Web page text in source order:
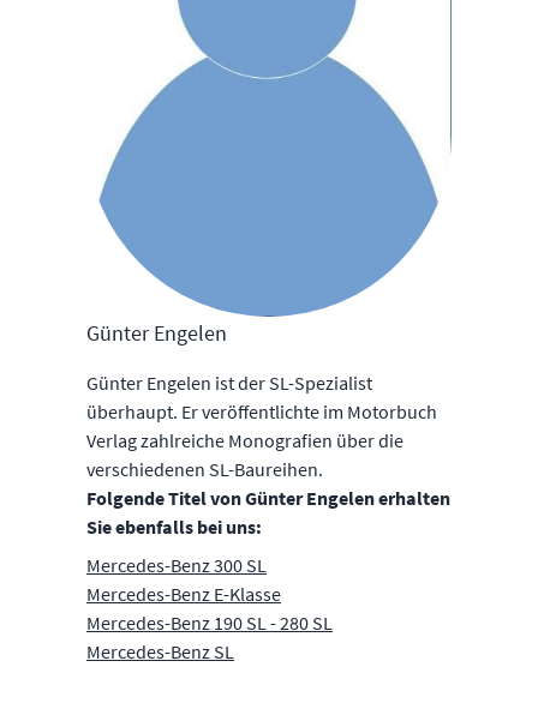
Günter Engelen
Günter Engelen ist der SL-Spezialist
überhaupt. Er veröffentlichte im Motorbuch
Verlag zahlreiche Monografien über die
verschiedenen SL-Baureihen.
Folgende Titel von Günter Engelen erhalten
Sie ebenfalls bei uns:
Mercedes-Benz 300 SL
Mercedes-Benz E-Klasse
Mercedes-Benz 190 SL - 280 SL
Mercedes-Benz SL